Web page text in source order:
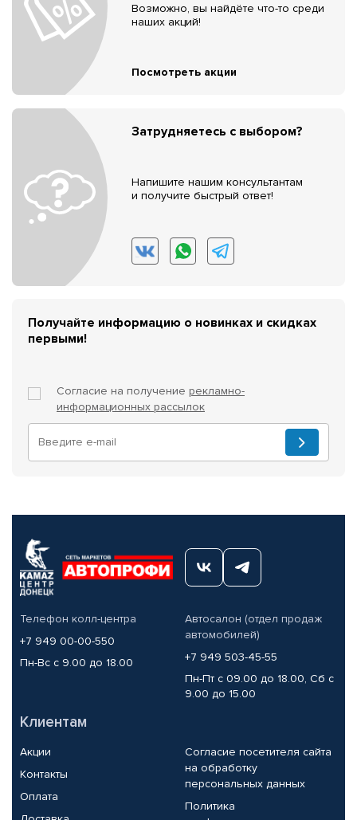
Возможно, вы найдёте что-то среди
наших акций!
Посмотреть акции
Затрудняетесь с выбором?
Напишите нашим консультантам
и получите быстрый ответ!
Получайте информацию о новинках и скидках
первыми!
Согласие на получение рекламно-
информационных рассылок
Телефон колл-центра
+7 949 00-00-550
Пн-Вс с 9.00 до 18.00
Автосалон (отдел продаж
автомобилей)
+7 949 503-45-55
Пн-Пт с 09.00 до 18.00, Сб с
9.00 до 15.00
Клиентам
Акции
Контакты
Оплата
Согласие посетителя сайта
на обработку
персональных данных
Политика